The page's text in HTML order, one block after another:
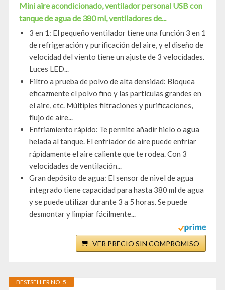
Mini aire acondicionado, ventilador personal USB con
tanque de agua de 380 ml, ventiladores de...
3 en 1: El pequeño ventilador tiene una función 3 en 1
de refrigeración y purificación del aire, y el diseño de
velocidad del viento tiene un ajuste de 3 velocidades.
Luces LED...
Filtro a prueba de polvo de alta densidad: Bloquea
eficazmente el polvo fino y las partículas grandes en
el aire, etc. Múltiples filtraciones y purificaciones,
flujo de aire...
Enfriamiento rápido: Te permite añadir hielo o agua
helada al tanque. El enfriador de aire puede enfriar
rápidamente el aire caliente que te rodea. Con 3
velocidades de ventilación...
Gran depósito de agua: El sensor de nivel de agua
integrado tiene capacidad para hasta 380 ml de agua
y se puede utilizar durante 3 a 5 horas. Se puede
desmontar y limpiar fácilmente...
VER PRECIO SIN COMPROMISO
BESTSELLER NO. 5